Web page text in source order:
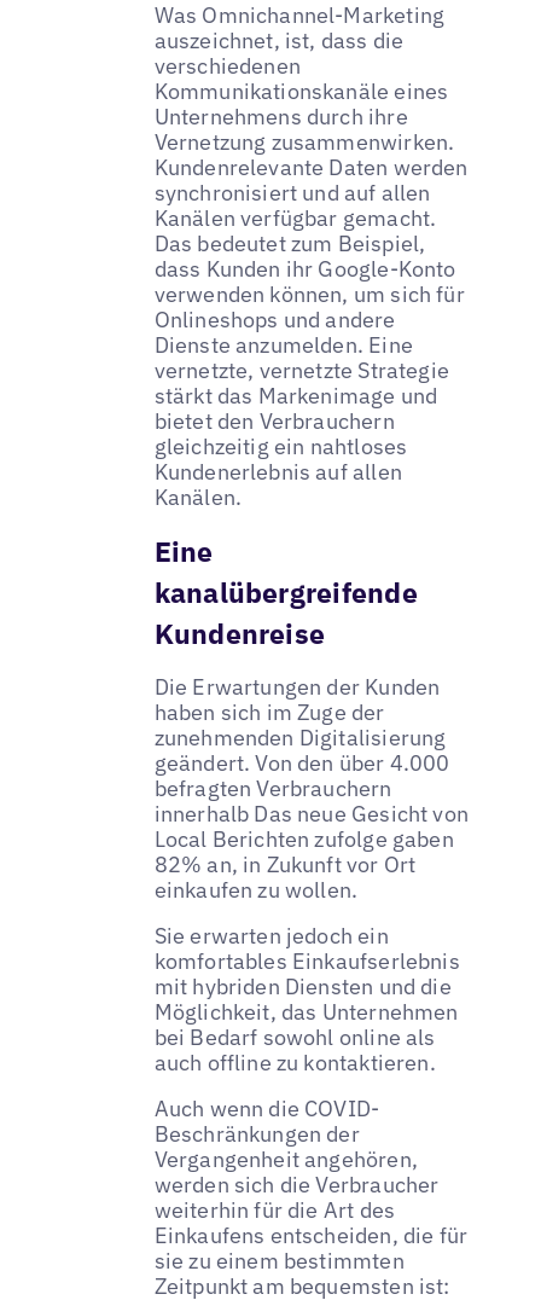
Was Omnichannel-Marketing
auszeichnet, ist, dass die
verschiedenen
Kommunikationskanäle eines
Unternehmens durch ihre
Vernetzung zusammenwirken.
Kundenrelevante Daten werden
synchronisiert und auf allen
Kanälen verfügbar gemacht.
Das bedeutet zum Beispiel,
dass Kunden ihr Google-Konto
verwenden können, um sich für
Onlineshops und andere
Dienste anzumelden. Eine
vernetzte, vernetzte Strategie
stärkt das Markenimage und
bietet den Verbrauchern
gleichzeitig ein nahtloses
Kundenerlebnis auf allen
Kanälen.
Eine
kanalübergreifende
Kundenreise
Die Erwartungen der Kunden
haben sich im Zuge der
zunehmenden Digitalisierung
geändert. Von den über 4.000
befragten Verbrauchern
innerhalb Das neue Gesicht von
Local Berichten zufolge gaben
82% an, in Zukunft vor Ort
einkaufen zu wollen.
Sie erwarten jedoch ein
komfortables Einkaufserlebnis
mit hybriden Diensten und die
Möglichkeit, das Unternehmen
bei Bedarf sowohl online als
auch offline zu kontaktieren.
Auch wenn die COVID-
Beschränkungen der
Vergangenheit angehören,
werden sich die Verbraucher
weiterhin für die Art des
Einkaufens entscheiden, die für
sie zu einem bestimmten
Zeitpunkt am bequemsten ist: